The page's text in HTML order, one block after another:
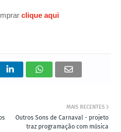
clique aqui
MAIS RECENTES
Outros Sons de Carnaval - projeto
traz programação com música